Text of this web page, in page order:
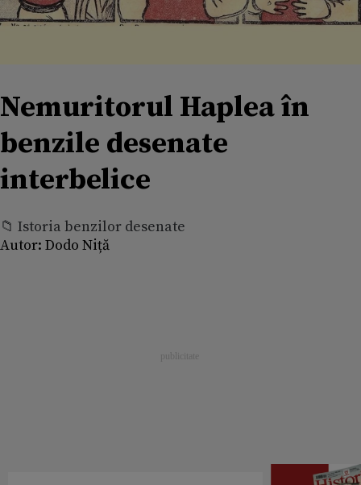
Nemuritorul Haplea în
benzile desenate
interbelice
📁 Istoria benzilor desenate
Autor: Dodo Niță